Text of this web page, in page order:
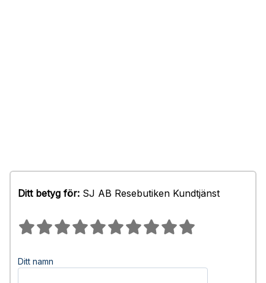
Ditt betyg för: SJ AB Resebutiken Kundtjänst
Ditt namn